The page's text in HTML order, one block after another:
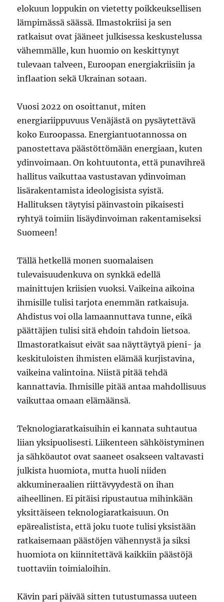
elokuun loppukin on vietetty poikkeuksellisen
lämpimässä säässä. Ilmastokriisi ja sen
ratkaisut ovat jääneet julkisessa keskustelussa
vähemmälle, kun huomio on keskittynyt
tulevaan talveen, Euroopan energiakriisiin ja
inflaation sekä Ukrainan sotaan.
Vuosi 2022 on osoittanut, miten
energiariippuvuus Venäjästä on pysäytettävä
koko Euroopassa. Energiantuotannossa on
panostettava päästöttömään energiaan, kuten
ydinvoimaan. On kohtuutonta, että punavihreä
hallitus vaikuttaa vastustavan ydinvoiman
lisärakentamista ideologisista syistä.
Hallituksen täytyisi päinvastoin pikaisesti
ryhtyä toimiin lisäydinvoiman rakentamiseksi
Suomeen!
Tällä hetkellä monen suomalaisen
tulevaisuudenkuva on synkkä edellä
mainittujen kriisien vuoksi. Vaikeina aikoina
ihmisille tulisi tarjota enemmän ratkaisuja.
Ahdistus voi olla lamaannuttava tunne, eikä
päättäjien tulisi sitä ehdoin tahdoin lietsoa.
Ilmastoratkaisut eivät saa näyttäytyä pieni- ja
keskituloisten ihmisten elämää kurjistavina,
vaikeina valintoina. Niistä pitää tehdä
kannattavia. Ihmisille pitää antaa mahdollisuus
vaikuttaa omaan elämäänsä.
Teknologiaratkaisuihin ei kannata suhtautua
liian yksipuolisesti. Liikenteen sähköistyminen
ja sähköautot ovat saaneet osakseen valtavasti
julkista huomiota, mutta huoli niiden
akkumineraalien riittävyydestä on ihan
aiheellinen. Ei pitäisi ripustautua mihinkään
yksittäiseen teknologiaratkaisuun. On
epärealistista, että joku tuote tulisi yksistään
ratkaisemaan päästöjen vähennystä ja siksi
huomiota on kiinnitettävä kaikkiin päästöjä
tuottaviin toimialoihin.
Kävin pari päivää sitten tutustumassa uuteen